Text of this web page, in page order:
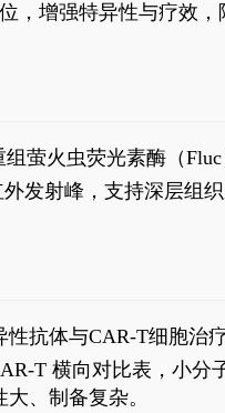
，增强特异性与疗效
萤火虫荧光素酶（
低给药剂量下的高灵
发射峰，支持深层
抗体与CAR-T细胞治
T 横向对比表，小
、制备复杂。